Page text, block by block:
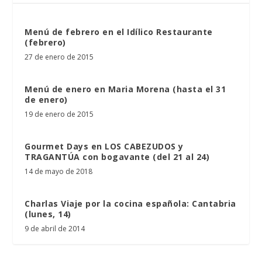
Menú de febrero en el Idílico Restaurante
(febrero)
27 de enero de 2015
Menú de enero en Maria Morena (hasta el 31
de enero)
19 de enero de 2015
Gourmet Days en LOS CABEZUDOS y
TRAGANTÚA con bogavante (del 21 al 24)
14 de mayo de 2018
Charlas Viaje por la cocina española: Cantabria
(lunes, 14)
9 de abril de 2014